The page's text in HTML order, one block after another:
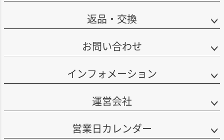
返品・交換
お問い合わせ
インフォメーション
運営会社
営業日カレンダー